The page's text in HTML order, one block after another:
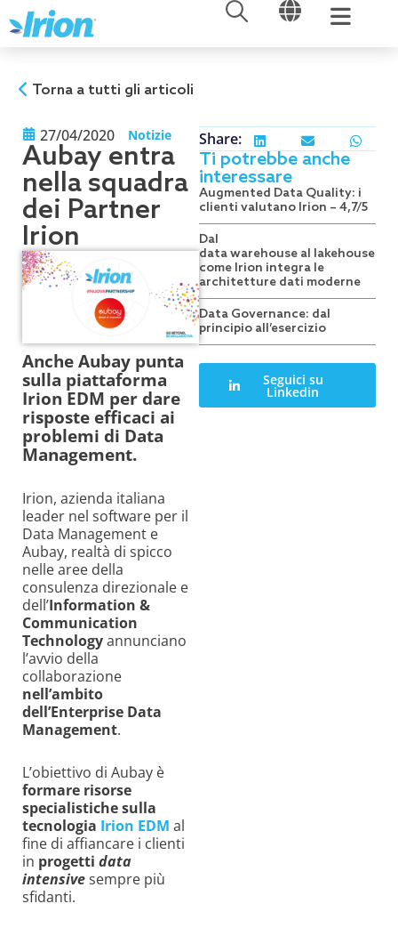
al
contenuto
APRI APRI
Torna a tutti gli articoli
27/04/2020 Notizie
Aubay entra
nella squadra
dei Partner
Irion
Anche Aubay punta
sulla piattaforma
Irion EDM per dare
risposte efficaci ai
problemi di Data
Management.
Irion, azienda italiana
leader nel software per il
Data Management e
Aubay, realtà di spicco
nelle aree della
consulenza direzionale e
dell’Information &
Communication
Technologyannunciano
l’avvio della
collaborazione
nell’ambito
dell’Enterprise Data
Management.
L’obiettivo di Aubay è
formare risorse
specialistiche sulla
tecnologia Irion EDM al
fine di affiancare i clienti
in progetti data
intensivesempre più
sfidanti.
Share:
Ti potrebbe anche
interessare
Augmented Data Quality: i
clienti valutano Irion – 4,7/5
Dal
data warehouse al lakehouse:
come Irion integra le
architetture dati moderne
Data Governance: dal
principio all’esercizio
Seguici su
Linkedin